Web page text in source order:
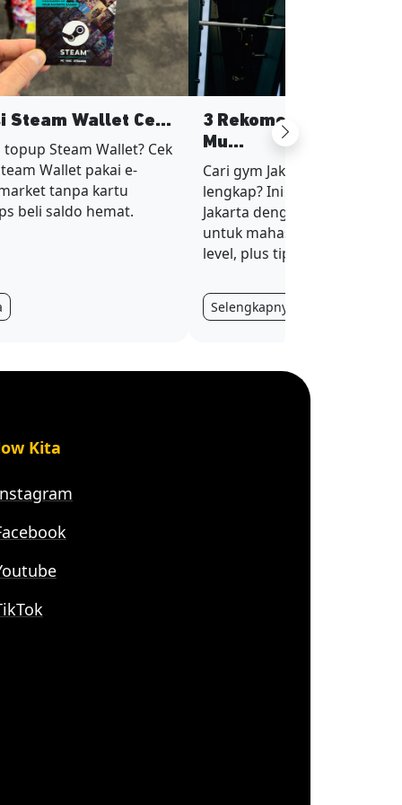
Steam Wallet Ce...
Steam Wallet? Cek
Wallet pakai e-
tanpa kartu
beli saldo hemat.
3 Rekomendasi Gym
Mu...
Cari gym Jakarta murah tapi
lengkap? Ini 3 rekomendasi
Jakarta dengan harga
untuk mahasiswa dan
level, plus tips hemat
Selengkapnya
Next
Kita